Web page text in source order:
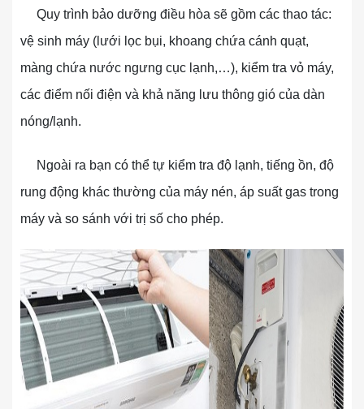
Quy trình bảo dưỡng điều hòa sẽ gồm các thao tác:
vệ sinh máy (lưới lọc bụi, khoang chứa cánh quạt,
màng chứa nước ngưng cục lạnh,…), kiểm tra vỏ máy,
các điểm nối điện và khả năng lưu thông gió của dàn
nóng/lạnh.
Ngoài ra bạn có thể tự kiểm tra độ lạnh, tiếng ồn, độ
rung động khác thường của máy nén, áp suất gas trong
máy và so sánh với trị số cho phép.